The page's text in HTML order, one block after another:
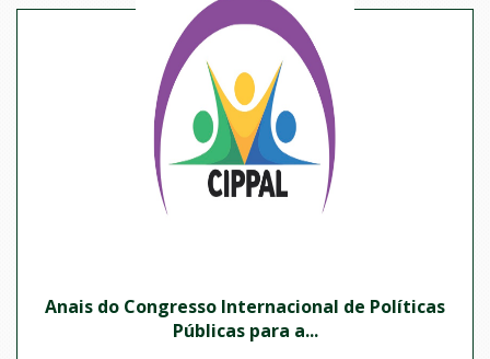
Anais do Congresso Internacional de Políticas
Públicas para a...